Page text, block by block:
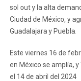
sol out y la alta
Ciudad de México, y
Guadalajara y Puebla.
Este viernes 16 de
en México se amplía,
el 14 de abril del 2024